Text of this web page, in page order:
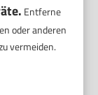
Entferne
oder anderen
vermeiden.